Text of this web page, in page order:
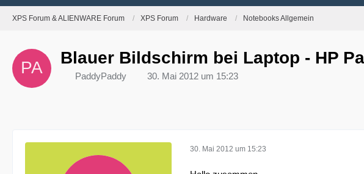
XPS Forum & ALIENWARE Forum XPS Forum Hardware Notebooks Allgemein
Blauer Bildschirm bei Laptop - HP
PaddyPaddy 30. Mai 2012 um 15:23
30. Mai 2012 um 15:23